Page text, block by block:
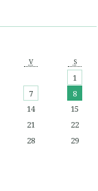
V S
1
7
8
14
15
21
22
28
29